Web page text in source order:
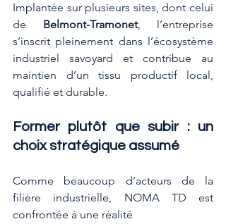
Implantée sur plusieurs sites, dont celui
de Belmont-Tramonet, l’entreprise
s’inscrit pleinement dans l’écosystème
industriel savoyard et contribue au
maintien d’un tissu productif local,
qualifié et durable.
Former plutôt que subir : un
choix stratégique assumé
Comme beaucoup d’acteurs de la
filière industrielle, NOMA TD est
confrontée à une réalité